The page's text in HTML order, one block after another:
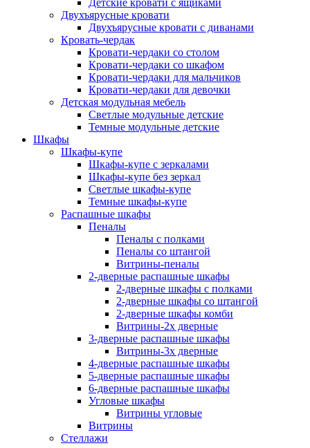
Детские кровати с ящиками
Двухъярусные кровати
Двухъярусные кровати с диванами
Кровать-чердак
Кровати-чердаки со столом
Кровати-чердаки со шкафом
Кровати-чердаки для мальчиков
Кровати-чердаки для девочки
Детская модульная мебель
Светлые модульные детские
Темные модульные детские
Шкафы
Шкафы-купе
Шкафы-купе с зеркалами
Шкафы-купе без зеркал
Светлые шкафы-купе
Темные шкафы-купе
Распашные шкафы
Пеналы
Пеналы с полками
Пеналы со штангой
Витрины-пеналы
2-дверные распашные шкафы
2-дверные шкафы с полками
2-дверные шкафы со штангой
2-дверные шкафы комби
Витрины-2х дверные
3-дверные распашные шкафы
Витрины-3х дверные
4-дверные распашные шкафы
5-дверные распашные шкафы
6-дверные распашные шкафы
Угловые шкафы
Витрины угловые
Витрины
Стеллажи